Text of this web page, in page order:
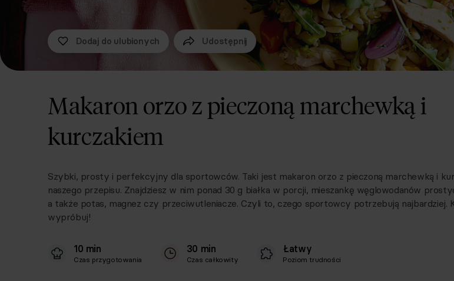
Dodaj do ulubionych Udostępnij
Makaron orzo z pieczoną marchewką i
kurczakiem
Szybki, prosty i perfekcyjny dla sportowców. Taki jest makaron orzo z pieczoną marchewką i
naszego przepisu. Znajdziesz w nim ponad 30 g białka w porcji, mieszankę węglowodanów
a także potas, magnez czy przeciwutleniacze. Czyli to, czego sportowcy potrzebują najbardziej.
wypróbuj!
10 min
Czas przygotowania
30 min
Czas całkowity
Łatwy
Poziom trudności